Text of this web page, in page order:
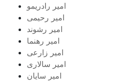
امیر رادریمو
امیر رحیمی
امیر رشوند
امیر رهنما
امیر زارعی
امیر سالاری
امیر سایان